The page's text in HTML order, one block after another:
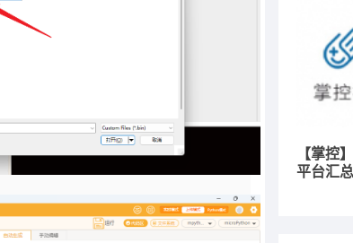
【掌控
平台汇总